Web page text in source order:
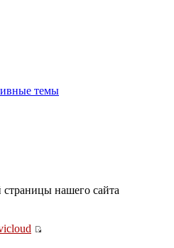
темы
страницы нашего сайта